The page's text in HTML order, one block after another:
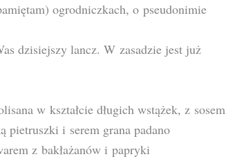
ogrodniczkach, o pseudonimie
dzisiejszy lancz. W zasadzie jest już
w kształcie długich wstążek, z sosem
i serem grana padano
z bakłażanów i papryki